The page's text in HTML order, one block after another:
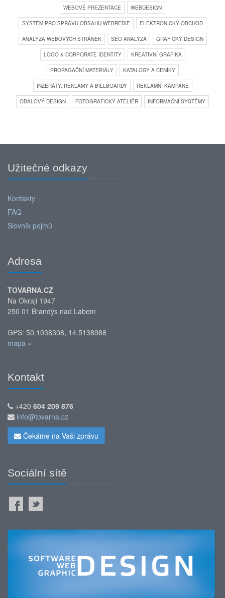
WEBOVÉ PREZENTACE WEBDESIGN
SYSTÉM PRO SPRÁVU OBSAHU WEBREDIE ELEKTRONICKÝ OBCHOD
ANALÝZA WEBOVÝCH STRÁNEK SEO ANALÝZA GRAFICKÝ DESIGN
LOGO & CORPORATE IDENTITY KREATIVNÍ GRAFIKA
PROPAGAČNÍ MATERIÁLY KATALOGY A CENÍKY
INZERÁTY, REKLAMY A BILLBOARDY REKLAMNÍ KAMPANĚ
OBALOVÝ DESIGN FOTOGRAFICKÝ ATELIÉR INFORMAČNÍ SYSTÉMY
Užitečné odkazy
Kontakty
FAQ
Slovník pojmů
Adresa
TOVARNA.CZ
Na Okraji 1947
250 01 Brandýs nad Labem
GPS: 50.1038308, 14.5138988
mapa »
Kontakt
+420 604 209 876
info@tovarna.cz
Čekáme na Vaši zprávu
Sociální sítě